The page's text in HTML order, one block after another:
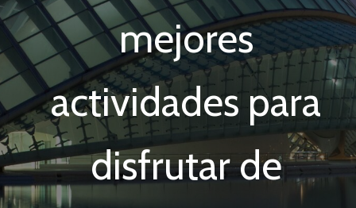
mejores
actividades para
disfrutar de